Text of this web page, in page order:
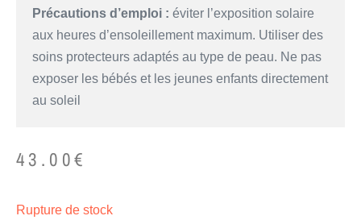
Précautions d’emploi : éviter l’exposition solaire
aux heures d’ensoleillement maximum. Utiliser des
soins protecteurs adaptés au type de peau. Ne pas
exposer les bébés et les jeunes enfants directement
au soleil
43.00€
Rupture de stock